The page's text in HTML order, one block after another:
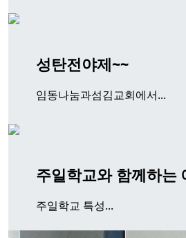
성탄전야제~~
임동나눔과섬김교회에서...
주일학교와 함께하는
주일학교 특성...